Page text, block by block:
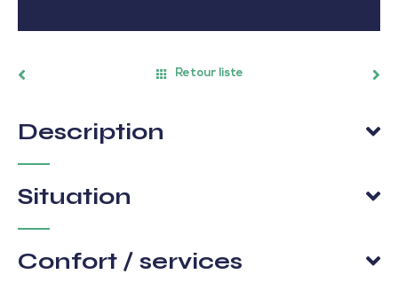
Retour liste
Description
Situation
Confort / services